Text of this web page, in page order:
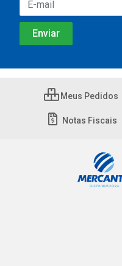
Meus Pedidos
Notas Fiscais